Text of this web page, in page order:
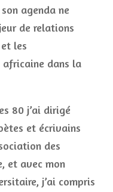
agenda ne
de relations
les
africaine dans la
80 j’ai dirigé
et écrivains
des
et avec mon
j’ai compris